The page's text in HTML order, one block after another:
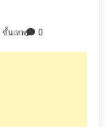
ขั้นเทพ 0